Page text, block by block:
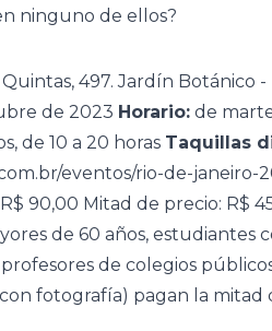
ninguno de ellos?
497. Jardín Botánico -
de 2023 Horario: de
de 10 a 20 horas Taquillas
eventos/rio-de-janeiro-
90,00 Mitad de precio: R$
de 60 años, estudiantes
de colegios
fotografía) pagan la mitad